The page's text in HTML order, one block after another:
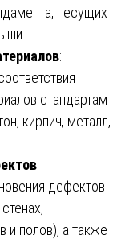
несущих
:
стандартам
кирпич, металл,
:
дефектов
и полов), а также